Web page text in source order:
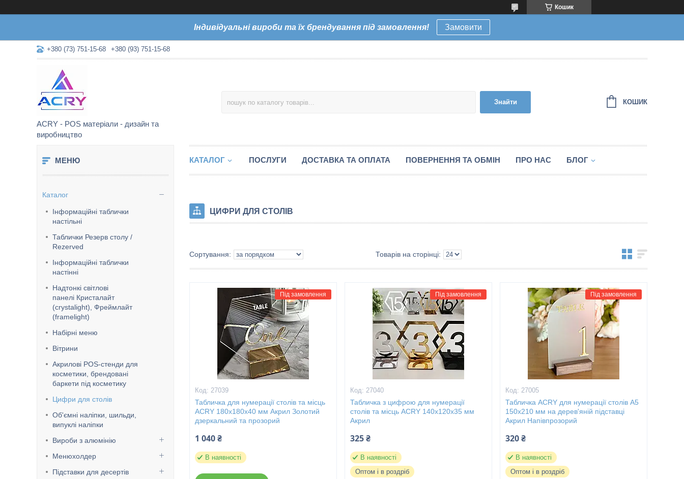
Кошик
Індивідуальні вироби та їх брендування під замовлення! Замовити
+380 (73) 751-15-68 +380 (93) 751-15-68
ACRY - POS матеріали - дизайн та
виробництво
Знайти КОШИК
Каталог
Інформаційні таблички
настільні
Таблички Резерв столу /
Rezerved
Інформаційні таблички
настінні
Надтонкі світлові
панелі Кристалайт
(crystalight), Фреймлайт
(framelight)
Набірні меню
Вітрини
Акрилові POS-стенди для
косметики, брендовані
баркети під косметику
Цифри для столів
Об'ємні наліпки, шильди,
випуклі наліпки
Вироби з алюмінію
Менюхолдер
Підставки для десертів
КАТАЛОГ ПОСЛУГИ ДОСТАВКА ТА ОПЛАТА ПОВЕРНЕННЯ ТА ОБМІН ПРО НАС БЛОГ
ЦИФРИ ДЛЯ СТОЛІВ
Під замовлення
27039
Табличка для нумерації столів та місць
ACRY 180х180х40 мм Акрил Золотий
дзеркальний та прозорий
1 040 ₴
В наявності
Під замовлення
27040
Табличка з цифрою для нумерації
столів та місць ACRY 140х120х35 мм
Акрил
325 ₴
В наявності
Оптом і в роздріб
Під замовлення
27005
Табличка ACRY для нумерації столів А5
150х210 мм на дерев'яній підставці
Акрил Напівпрозорий
320 ₴
В наявності
Оптом і в роздріб